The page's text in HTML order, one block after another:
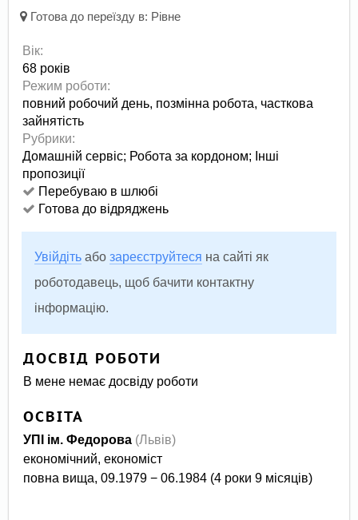
Готова до переїзду в: Рівне
Вік:
68 років
Режим роботи:
повний робочий день, позмінна робота, часткова
зайнятість
Рубрики:
Домашній сервіс; Робота за кордоном; Інші
пропозиції
Перебуваю в шлюбі
Готова до відряджень
Увійдіть абозареєструйтеся на сайті як
роботодавець, щоб бачити контактну
інформацію.
ДОСВІД РОБОТИ
В мене немає досвіду роботи
ОСВІТА
УПІ ім. Федорова(Львів)
економічний, економіст
повна вища, 09.1979 − 06.1984 (4 роки 9 місяців)